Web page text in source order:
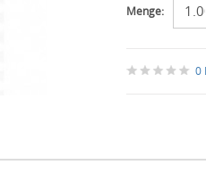
Menge:
0